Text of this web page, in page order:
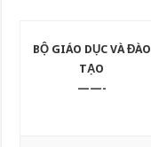
BỘ GIÁO DỤC VÀ ĐÀO
TẠO
——-